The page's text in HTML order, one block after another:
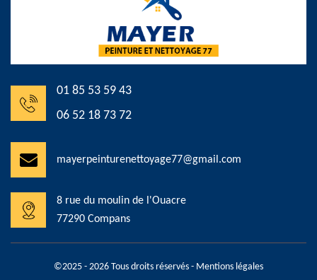
01 85 53 59 43
06 52 18 73 72
mayerpeinturenettoyage77@gmail.com
8 rue du moulin de l'Ouacre
77290 Compans
©2025 - 2026 Tous droits réservés - Mentions légales